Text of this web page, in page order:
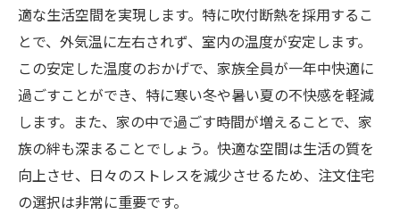
適な生活空間を実現します。特に吹付断熱を採用するこ
とで、外気温に左右されず、室内の温度が安定します。
この安定した温度のおかげで、家族全員が一年中快適に
過ごすことができ、特に寒い冬や暑い夏の不快感を軽減
します。また、家の中で過ごす時間が増えることで、家
族の絆も深まることでしょう。快適な空間は生活の質を
向上させ、日々のストレスを減少させるため、注文住宅
の選択は非常に重要です。